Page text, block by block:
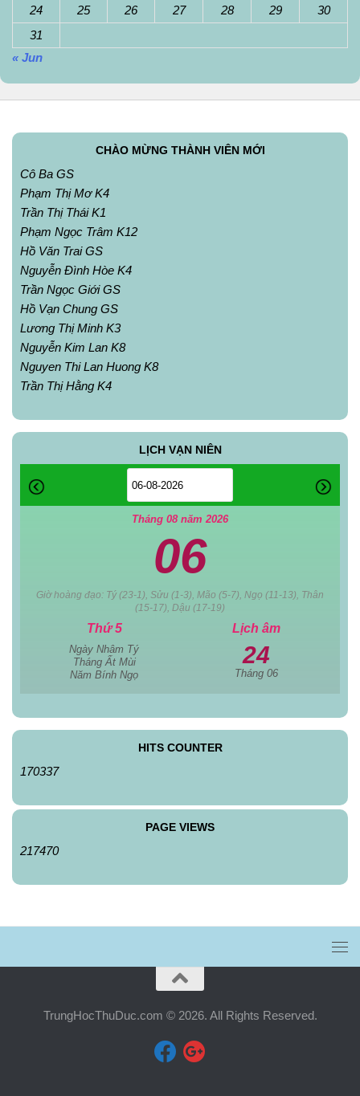
24
25 26 27 28 29
30
31
« Jun
CHÀO MỪNG THÀNH VIÊN MỚI
Cô Ba GS
Phạm Thị Mơ K4
Trần Thị Thái K1
Phạm Ngọc Trâm K12
Hồ Văn Trai GS
Nguyễn Đình Hòe K4
Trần Ngọc Giới GS
Hồ Vạn Chung GS
Lương Thị Minh K3
Nguyễn Kim Lan K8
Nguyen Thi Lan Huong K8
Trần Thị Hằng K4
LỊCH VẠN NIÊN
Tháng 08 năm 2026
06
Giờ hoàng đạo: Tý (23-1), Sửu (1-3), Mão (5-7), Ngọ (11-13), Thân
(15-17), Dậu (17-19)
Thứ 5
Ngày Nhâm Tý
Tháng Ất Mùi
Năm Bính Ngọ
Lịch âm
24
Tháng 06
HITS COUNTER
170337
PAGE VIEWS
217470
TrungHocThuDuc.com © 2026. All Rights Reserved.